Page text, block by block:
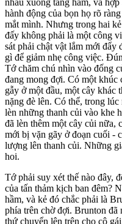
hành động của bọn họ rõ
mắt mình. Nhưng trong hai
đấy không phải là một công
sát phải chật vật lắm mới đẩy
gì để giảm nhẹ công việc.
Tớ chăm chú nhìn vào đống
đang mong đợi. Có một khúc
gẫy ở một đầu, một cây khác
nặng đè lên. Có thể, trong
lèn những thanh củi vào khe
đã lèn thêm một cây củi nữa,
mới bị vặn gãy ở đoạn cuối -
lượng lên thanh củi. Những
hoi.
Tớ phải suy xét thế nào đây,
của tấn thảm kịch ban đêm?
hầm, và kẻ đó chắc phải là
phía trên chờ đợi. Brunton đã
thứ chuyển lên trên cho cô